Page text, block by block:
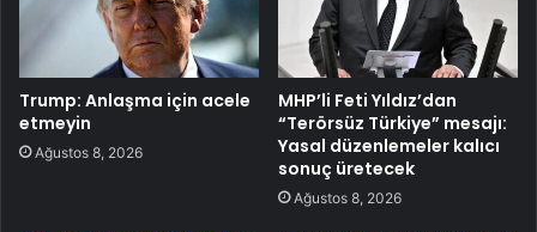
Trump: Anlaşma için acele
etmeyin
Ağustos 8, 2026
MHP’li Feti Yıldız’dan
“Terörsüz Türkiye” mesajı:
Yasal düzenlemeler kalıcı
sonuç üretecek
Ağustos 8, 2026